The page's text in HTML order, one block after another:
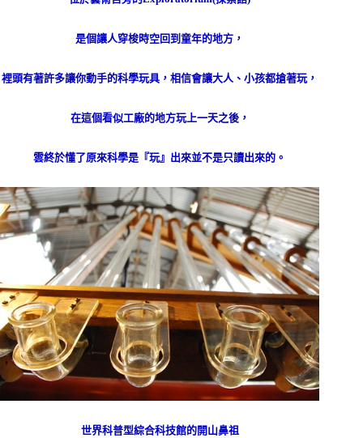
是個讓人穿梭時空回到童年的地方，
裡頭有著許多讓你動手的科學玩具，相信會讓大人、小孩都搶著玩，
在這個看似工廠的地方玩上一天之後，
雲終於懂了原來科學是『玩』出來並不是只讀出來的。
世界科普型綜合科技館的開山鼻祖